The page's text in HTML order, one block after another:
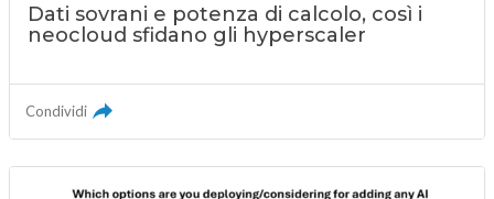
Dati sovrani e potenza di calcolo, così i
neocloud sfidano gli hyperscaler
Condividi